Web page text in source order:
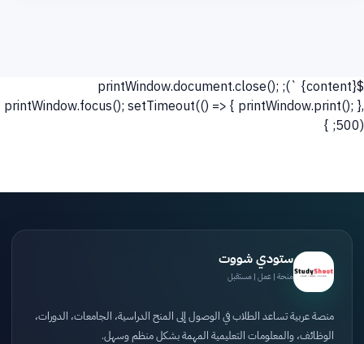
${content}
`); printWindow.document.close();
printWindow.focus(); setTimeout(() => { printWindow.print(); },
500); }
ستودي شووت
منحة | عمل | مستقبل
منصة عربية تساعد الطلاب في الوصول إلى المنح الدراسية، الجامعات، الدورات،
الوظائف، والمعلومات التعليمية المهمة بشكل منظم وسهل.